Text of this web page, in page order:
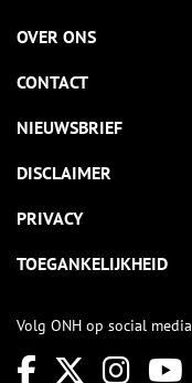
OVER ONS
CONTACT
NIEUWSBRIEF
DISCLAIMER
PRIVACY
TOEGANKELIJKHEID
Volg ONH op social media